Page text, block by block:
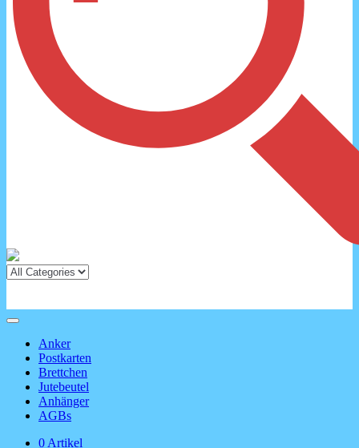
Anker
Postkarten
Brettchen
Jutebeutel
Anhänger
AGBs
0 Artikel